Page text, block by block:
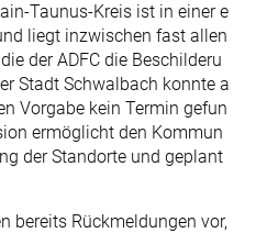
Taunus-Kreis ist in einer e
liegt inzwischen fast allen
der ADFC die Beschilderu
Stadt Schwalbach konnte a
Vorgabe kein Termin gefun
ermöglicht den Kommun
der Standorte und geplant
bereits Rückmeldungen vor,